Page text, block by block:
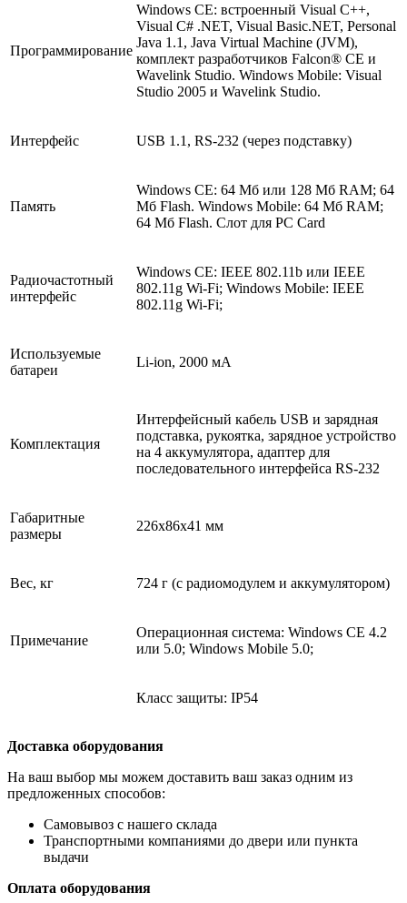
Программирование
Windows CE: встроенный Visual C++,
Visual C# .NET, Visual Basic.NET, Personal
Java 1.1, Java Virtual Machine (JVM),
комплект разработчиков Falcon® CE и
Wavelink Studio. Windows Mobile: Visual
Studio 2005 и Wavelink Studio.
Интерфейс USB 1.1, RS-232 (через подставку)
Память
Windows CE: 64 Мб или 128 Мб RAM; 64
Мб Flash. Windows Mobile: 64 Мб RAM;
64 Мб Flash. Слот для PC Card
Радиочастотный
интерфейс
Windows CE: IEEE 802.11b или IEEE
802.11g Wi-Fi; Windows Mobile: IEEE
802.11g Wi-Fi;
Используемые
батареи
Li-ion, 2000 мА
Комплектация
Интерфейсный кабель USB и зарядная
подставка, рукоятка, зарядное устройство
на 4 аккумулятора, адаптер для
последовательного интерфейса RS-232
Габаритные
размеры
226x86x41 мм
Вес, кг 724 г (с радиомодулем и аккумулятором)
Примечание
Операционная система: Windows CE 4.2
или 5.0; Windows Mobile 5.0;
Класс защиты: IP54
Доставка оборудования
На ваш выбор мы можем доставить ваш заказ одним из
предложенных способов:
Самовывоз с нашего склада
Транспортными компаниями до двери или пункта
выдачи
Оплата оборудования